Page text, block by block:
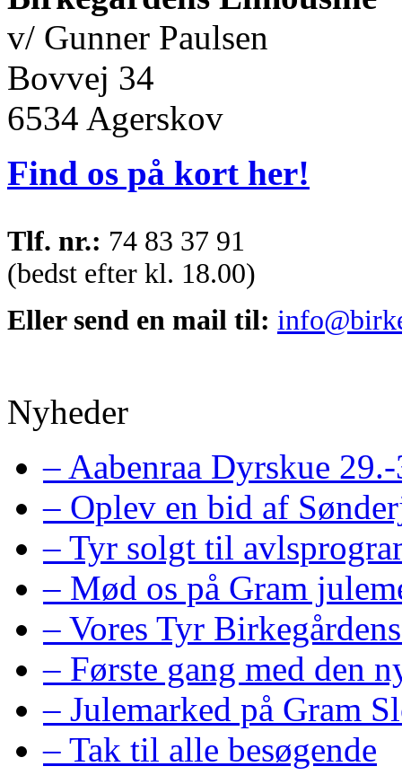
v/ Gunner Paulsen
Bovvej 34
6534 Agerskov
Find os på kort her!
Tlf. nr.: 74 83 37 91
(bedst efter kl. 18.00)
Eller send en mail til:
Nyheder
– Aabenraa Dyrskue
– Oplev en bid af
– Tyr solgt til
– Mød os på Gram
– Vores Tyr
– Første gang med den
– Julemarked på Gram
– Tak til alle besøgende